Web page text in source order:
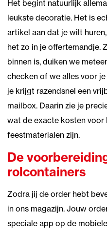
Het begint natuurlijk
leukste decoratie. Het is
artikel aan dat je wilt
het zo in je offertemandje.
binnen is, duiken we
checken of we alles voor
je krijgt razendsnel een
mailbox. Daarin zie je
wat de exacte kosten voor
feestmaterialen zijn.
De
rolcontainers
Zodra jij de order hebt
in ons magazijn. Jouw
speciale app op de